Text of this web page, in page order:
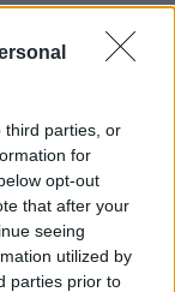
third parties, or
for
opt-out
that after your
seeing
utilized by
parties prior to
του